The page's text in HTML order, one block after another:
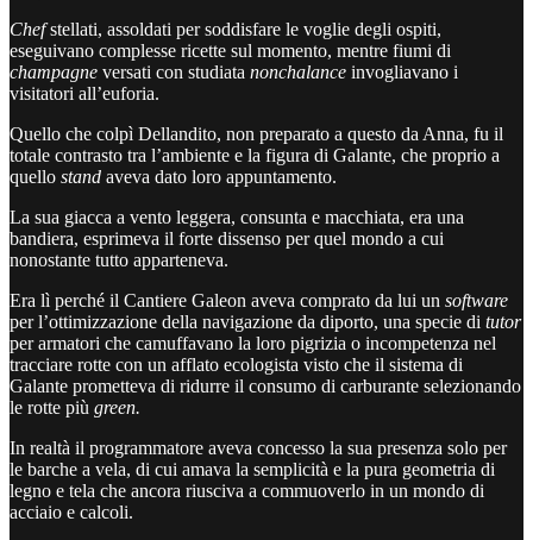
Chefstellati, assoldati per soddisfare le voglie degli ospiti,
eseguivano complesse ricette sul momento, mentre fiumi di
champagne versati con studiata nonchalance invogliavano i
visitatori all’euforia.
Quello che colpì Dellandito, non preparato a questo da Anna, fu il
totale contrasto tra l’ambiente e la figura di Galante, che proprio a
quello stand aveva dato loro appuntamento.
La sua giacca a vento leggera, consunta e macchiata, era una
bandiera, esprimeva il forte dissenso per quel mondo a cui
nonostante tutto apparteneva.
Era lì perché il Cantiere Galeon aveva comprato da lui un software
per l’ottimizzazione della navigazione da diporto, una specie di tutor
per armatori che camuffavano la loro pigrizia o incompetenza nel
tracciare rotte con un afflato ecologista visto che il sistema di
Galante prometteva di ridurre il consumo di carburante selezionando
le rotte più green.
In realtà il programmatore aveva concesso la sua presenza solo per
le barche a vela, di cui amava la semplicità e la pura geometria di
legno e tela che ancora riusciva a commuoverlo in un mondo di
acciaio e calcoli.